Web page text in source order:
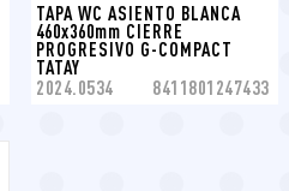
TAPA WC ASIENTO BLANCA
460x360mm CIERRE
PROGRESIVO G-COMPACT
TATAY
2024.0534 8411801247433